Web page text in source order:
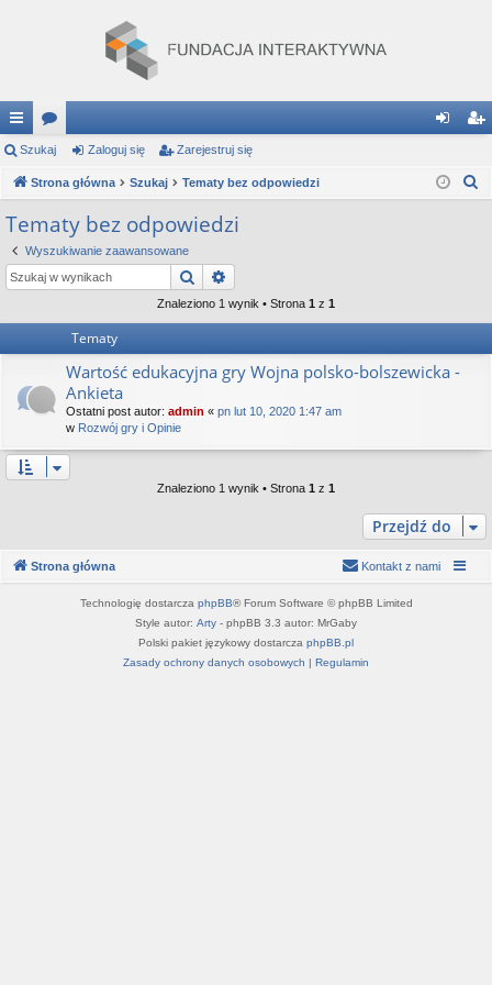
ię
ce
j
…
or
a og ej
Szukaj Zaloguj się Zarejestruj się
Strona główna Szukaj Tematy bez odpowiedzi
Tematy bez odpowiedzi
Wyszukiwanie zaawansowane
Szukaj
Znaleziono 1 wynik • Strona 1 z 1
Tematy
Wartość edukacyjna gry Wojna polsko-bolszewicka -
Ankieta
Ostatni post autor: admin « pn lut 10, 2020 1:47 am
w Rozwój gry i Opinie
Znaleziono 1 wynik • Strona 1 z 1
Przejdź do
Strona główna Kontakt z nami
Technologię dostarcza phpBB® Forum Software © phpBB Limited
Style autor: Arty - phpBB 3.3 autor: MrGaby
Polski pakiet językowy dostarcza phpBB.pl
Zasady ochrony danych osobowych | Regulamin